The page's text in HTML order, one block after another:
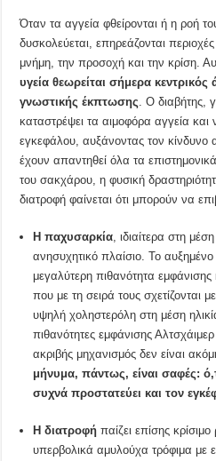
Όταν τα αγγεία φθείρονται ή η ροή
δυσκολεύεται, επηρεάζονται
μνήμη, την προσοχή και την κρίση.
υγεία θεωρείται σήμερα
γνωστικής έκπτωσης . Ο διαβήτης,
καταστρέψει τα αιμοφόρα αγγεία και
εγκεφάλου, αυξάνοντας τον κίνδυνο
έχουν απαντηθεί όλα τα
του σακχάρου, η φυσική
διατροφή φαίνεται ότι μπορούν να
Η παχυσαρκία , ιδιαίτερα στη
ανησυχητικό πλαίσιο. Το
μεγαλύτερη πιθανότητα εμφάνισης
που με τη σειρά τους σχετίζονται
υψηλή χοληστερόλη στη μέση
πιθανότητες εμφάνισης
ακριβής μηχανισμός δεν είναι
μήνυμα, πάντως, είναι σαφές:
συχνά προστατεύει και τον
Η διατροφή παίζει επίσης
υπερβολικά αμυλούχα τρόφιμα